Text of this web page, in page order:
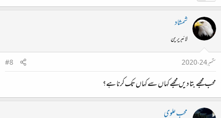
شمشاد
لائبریرین
ستمبر 24، 2020
#8
محب مجھے بتا دیں مجھے کہاں سے کہاں تک کرنا ہے؟
محب علوی